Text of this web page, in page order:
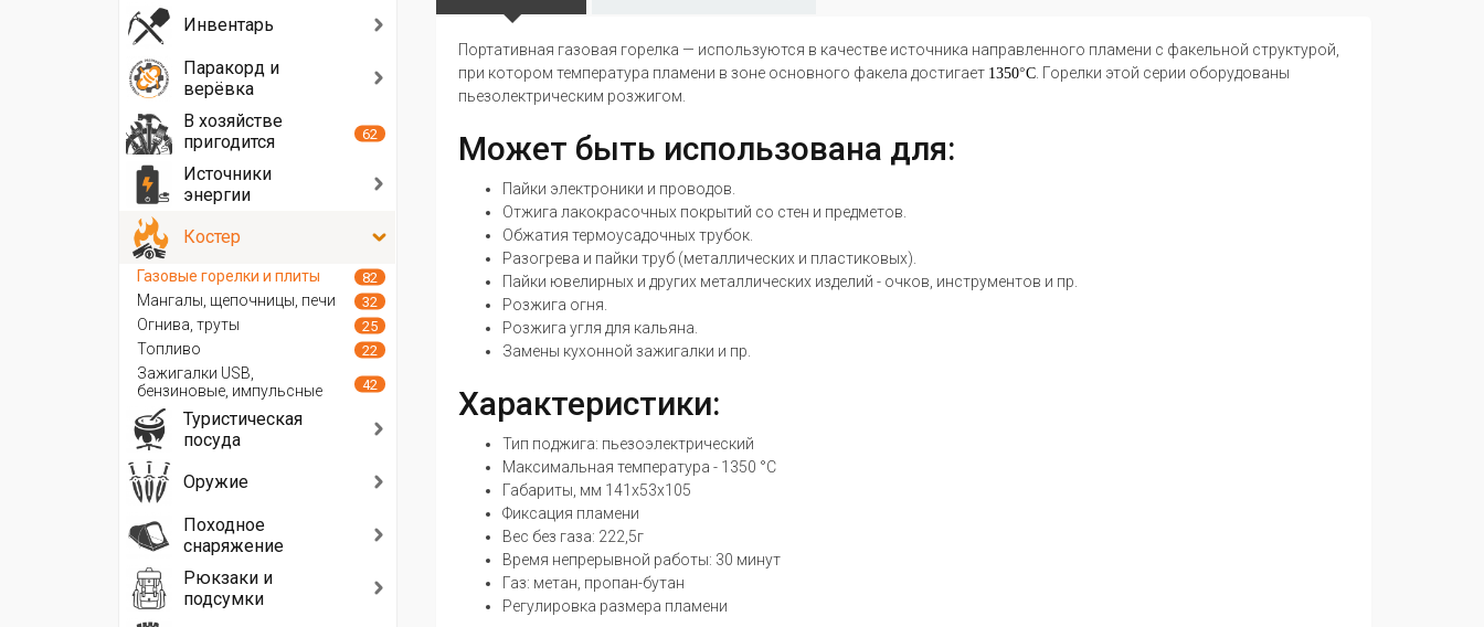
Портативная газовая горелка — используются в качествеисточника направленного пламени с факельной структурой,
при котором температура пламени в зонеосновного факела достигает 1350°С. Горелки этой серии оборудованы
пьезолектрическим розжигом.
Может быть использована для:
Пайки электроники и проводов.
Отжига лакокрасочных покрытий со стен и предметов.
Обжатия термоусадочных трубок.
Разогрева и пайки труб (металлических и пластиковых).
Пайки ювелирных и других металлических изделий - очков, инструментов и пр.
Розжига огня.
Розжига угля для кальяна.
Замены кухонной зажигалки и пр.
Характеристики:
Тип поджига: пьезоэлектрический
Максимальная температура - 1350 °С
Габариты, мм 141х53х105
Фиксация пламени
Вес без газа: 222,5г
Время непрерывной работы: 30 минут
Газ: метан, пропан-бутан
Регулировка размера пламени
Инвентарь
Паракорд и
верёвка
В хозяйстве
пригодится
62
Источники
энергии
Костер
Газовые горелки и плиты 82
Мангалы, щепочницы, печи 32
Огнива, труты 25
Топливо 22
Зажигалки USB,
бензиновые, импульсные
42
Туристическая
посуда
Оружие
Походное
снаряжение
Рюкзаки и
подсумки